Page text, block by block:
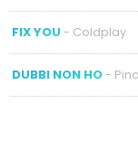
FIX YOU - Coldplay
DUBBI NON HO-